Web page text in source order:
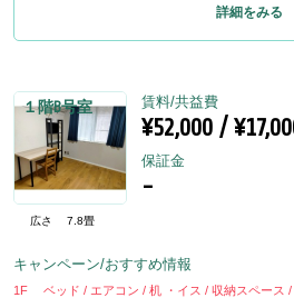
詳細をみる
１階B号室
広さ 7.8畳
賃料/共益費
¥52,000 /
保証金
-
キャンペーン/おすすめ情報
1F ベッド / エアコン / 机 ・イス / 収納スペース /